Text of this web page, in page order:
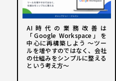
AI時代の業務改善は
「Google Workspace」を
中心に再構築しよう ～ツー
ルを増やすのではなく、会社
の仕組みをシンプルに整える
という考え方～